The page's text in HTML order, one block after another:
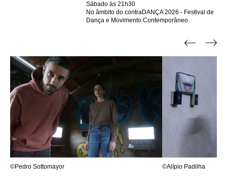
Sábado às 21h30
No âmbito do contraDANÇA 2026 - Festival de
Dança e Movimento Contemporâneo
©Pedro Sottomayor ©Alípio Padilha